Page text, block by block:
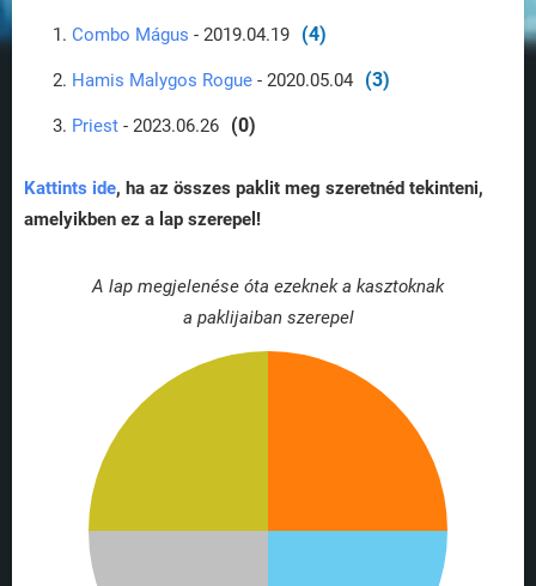
Combo Mágus - 2019.04.19 (4)
Hamis Malygos Rogue - 2020.05.04 (3)
Priest - 2023.06.26 (0)
Kattints ide, ha az összes paklit meg szeretnéd tekinteni,
amelyikben ez a lap szerepel!
A lap megjelenése óta ezeknek a kasztoknak
a paklijaiban szerepel